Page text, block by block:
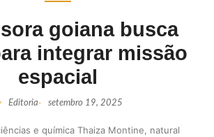
goiana busca
integrar missão
espacial
Editoria- setembro 19, 2025
e química Thaiza Montine, natural